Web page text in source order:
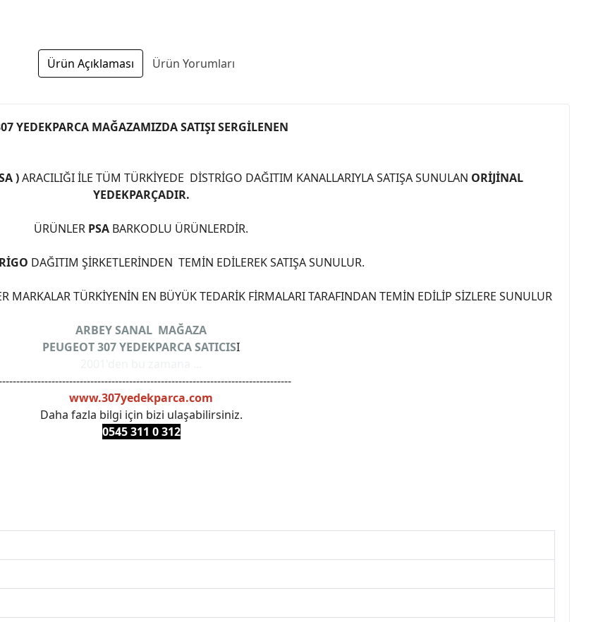
Ürün Açıklaması Ürün Yorumları
YEDEKPARCA MAĞAZAMIZDA SATIŞI SERGİLENEN
)ARACILIĞI İLE TÜM TÜRKİYEDE DİSTRİGO DAĞITIM KANALLARIYLA SATIŞA SUNULAN ORİJİNAL
YEDEKPARÇADIR.
ÜRÜNLER PSA BARKODLU ÜRÜNLERDİR.
DAĞITIM ŞİRKETLERİNDEN TEMİN EDİLEREK SATIŞA SUNULUR.
MARKALAR TÜRKİYENİN EN BÜYÜK TEDARİK FİRMALARI TARAFINDAN TEMİN EDİLİP SİZLERE SUNULUR
ARBEY SANAL MAĞAZA
PEUGEOT 307 YEDEKPARCA SATICISI
www.307yedekparca.com
Daha fazla bilgi için bizi ulaşabilirsiniz.
0545 311 0 312